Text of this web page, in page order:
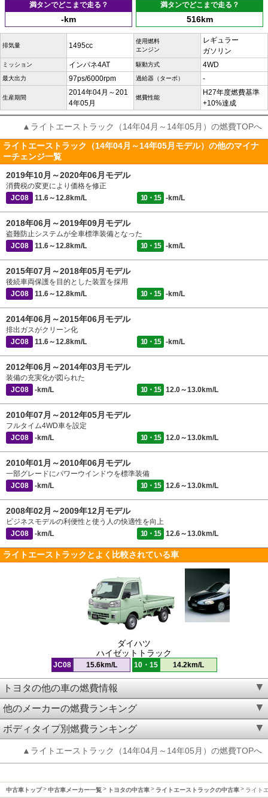
満タンでどこまで走る？
-km
満タンでどこまで走る？
516km
排気量 1495cc
使用燃料
エンジン
レギュラー
ガソリン
ミッション インパネ4AT 駆動方式 4WD
最大出力 97ps/6000rpm 過給器（ターボ） -
生産期間
2014年04月～201
4年05月
燃費性能
H27年度燃費基準
+10%達成
▲ライトエーストラック（14年04月～14年05月）の燃費TOPへ
ライトエーストラック（14年04月～14年05月モデル）の他のマイナ
ーチェンジ一覧
2019年10月～2020年06月モデル
消費税の変更により価格を修正
JC08
11.6～12.8km/L 10・15 -km/L
2018年06月～2019年09月モデル
盗難防止システムが全車標準装備となった
JC08
11.6～12.8km/L 10・15 -km/L
2015年07月～2018年05月モデル
後続車両保護を目的とした装置を採用
JC08
11.6～12.8km/L 10・15 -km/L
2014年06月～2015年06月モデル
排出ガスがクリーン化
JC08
11.6～12.8km/L 10・15 -km/L
2012年06月～2014年03月モデル
装備の充実化が図られた
JC08
-km/L 10・15 12.0～13.0km/L
2010年07月～2012年05月モデル
フルタイム4WD車を設定
JC08
-km/L 10・15 12.0～13.0km/L
2010年01月～2010年06月モデル
一部グレードにパワーウインドウを標準装備
JC08
-km/L 10・15 12.6～13.0km/L
2008年02月～2009年12月モデル
ビジネスモデルの利便性と使う人の快適性を向上
JC08
-km/L 10・15 12.6～13.0km/L
ライトエーストラックとよく比較されている車
ダイハツ
ハイゼットトラック
JC08 15.6km/L 10・15 14.2km/L
トヨタの他の車の燃費情報
他のメーカーの燃費ランキング
ボディタイプ別燃費ランキング
▲ライトエーストラック（14年04月～14年05月）の燃費TOPへ
中古車トップ 中古車メーカー一覧 トヨタの中古車 ライトエーストラックの中古車 ライト